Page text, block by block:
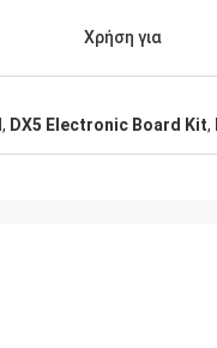
Χρήση για
, DX5 Electronic Board Kit,